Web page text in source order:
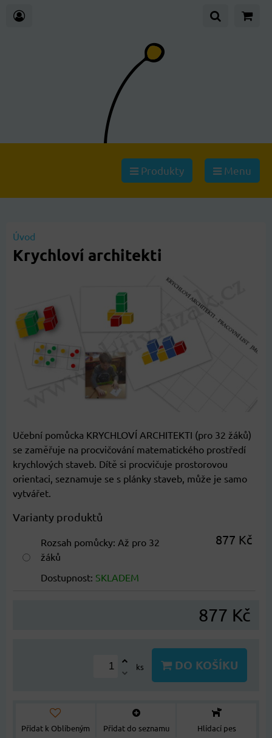
Produkty Menu
Úvod
Krychloví architekti
Učební pomůcka KRYCHLOVÍ ARCHITEKTI (pro 32 žáků)
se zaměřuje na procvičování matematického prostředí
krychlových staveb. Dítě si procvičuje prostorovou
orientaci, seznamuje se s plánky staveb, může je samo
vytvářet.
Varianty produktů
Rozsah pomůcky: Až pro 32
žáků
Dostupnost: SKLADEM
877 Kč
877 Kč
ks DO KOŠÍKU
Přidat k Oblíbeným Přidat do seznamu
Hlídací pes